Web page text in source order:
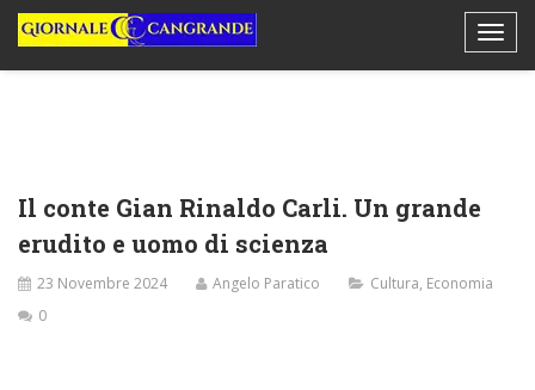
Il conte Gian Rinaldo Carli. Un grande
erudito e uomo di scienza
23 Novembre 2024 Angelo Paratico Cultura, Economia
0